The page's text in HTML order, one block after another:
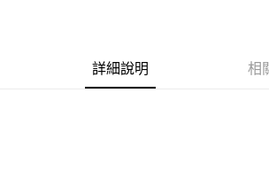
１．簡單：不需註冊會員、不需綁卡、不需儲值。
２．便利：只要手機號碼，簡訊認證，即可結帳。
３．安心：先確認商品／服務後，再付款。
結帳頁面，進行簡訊認證並確認金額後，即可完成結
詳細說明 相